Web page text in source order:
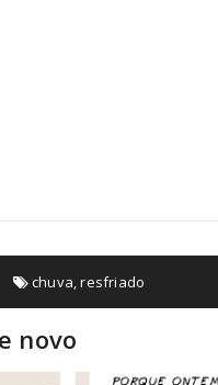
chuva,resfriado
novo